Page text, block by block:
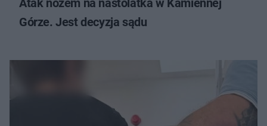
Atak nożem na nastolatka w Kamiennej
Górze. Jest decyzja sądu